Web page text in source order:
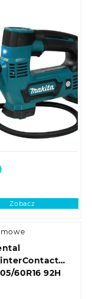
Zobacz
60R16 92H